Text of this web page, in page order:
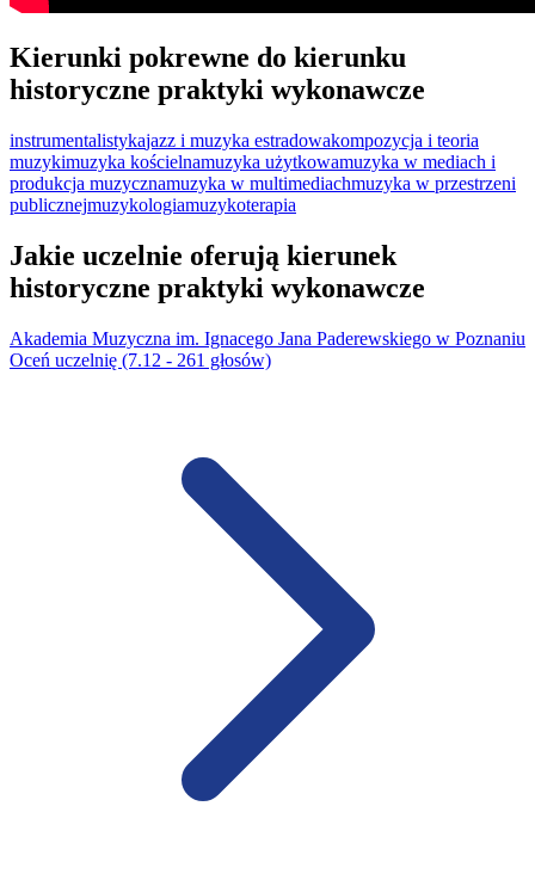
Kierunki pokrewne do kierunku
historyczne praktyki wykonawcze
instrumentalistykajazz i muzyka estradowakompozycja i teoria
muzykimuzyka kościelnamuzyka użytkowamuzyka w mediach i
produkcja muzycznamuzyka w multimediachmuzyka w przestrzeni
publicznejmuzykologiamuzykoterapia
Jakie uczelnie oferują kierunek
historyczne praktyki wykonawcze
Akademia Muzyczna im. Ignacego Jana Paderewskiego w Poznaniu
Oceń uczelnię (7.12 - 261 głosów)